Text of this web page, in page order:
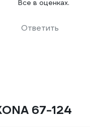
Все в оценках.
Ответить
67-124